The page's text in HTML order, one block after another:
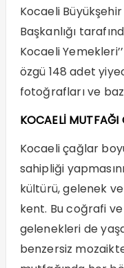
Kocaeli
Başkanlığı
Kocaeli
özgü 148 adet
fotoğrafları ve
KOCAELİ MUTFAĞI
Kocaeli çağlar
sahipliği
kültürü, gelenek
kent. Bu coğrafi
gelenekleri de
benzersiz